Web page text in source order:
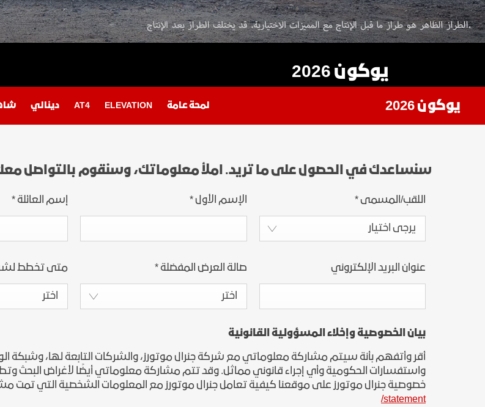
اكتشف أكاديا حجز الخدمة
يوكون 2026
يوكون 2026 لمحة عامة ELEVATION
AT4 دينالي
سنساعدك في الحصول على ما تريد. املأ معلوماتك، وسنقوم بالتواصل
اللقب/المسمى*
يرجى اختيار
الإسم الأول* إسم العائلة*
عنوان البريد الإلكتروني صالة العرض المفضلة*
اختر
متى تخطط
اختر
بيان الخصوصية وإخلاء المسؤولية القانونية
أقر وأتفهم بأنة سيتم مشاركة معلوماتي مع شركة جنرال موتورز، والشركات التابعة لها، وشبكة
واستفسارات الحكومية وأي إجراء قانوني مماثل. وقد تتم مشاركة معلوماتي أيضًا لأغراض البحث
خصوصية جنرال موتورز على موقعنا كيفية تعامل جنرال موتورز مع المعلومات الشخصية التي تمت
statement/